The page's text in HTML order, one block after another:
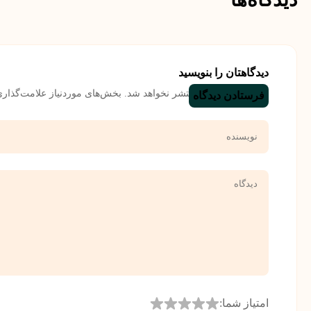
دیدگاهتان را بنویسید
نشانی ایمیل شما منتشر نخواهد شد. بخش‌های موردنیاز
امتیاز شما: